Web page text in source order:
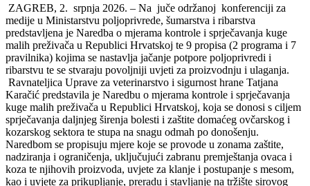
ZAGREB, 2. srpnja 2026. – Na juče održanoj konferenciji za
medije u Ministarstvu poljoprivrede, šumarstva i ribarstva
predstavljena je Naredba o mjerama kontrole i sprječavanja kuge
malih preživača u Republici Hrvatskoj te 9 propisa (2 programa i 7
pravilnika) kojima se nastavlja jačanje potpore poljoprivredi i
ribarstvu te se stvaraju povoljniji uvjeti za proizvodnju i ulaganja.
Ravnateljica Uprave za veterinarstvo i sigurnost hrane Tatjana
Karačić predstavila je Naredbu o mjerama kontrole i sprječavanja
kuge malih preživača u Republici Hrvatskoj, koja se donosi s ciljem
sprječavanja daljnjeg širenja bolesti i zaštite domaćeg ovčarskog i
kozarskog sektora te stupa na snagu odmah po donošenju.
Naredbom se propisuju mjere koje se provode u zonama zaštite,
nadziranja i ograničenja, uključujući zabranu premještanja ovaca i
koza te njihovih proizvoda, uvjete za klanje i postupanje s mesom,
kao i uvjete za prikupljanje, preradu i stavljanje na tržište sirovog